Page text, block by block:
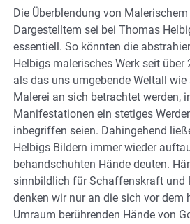
Die Überblendung von Malerischem
Dargestelltem sei bei Thomas
essentiell. So könnten die
Helbigs malerisches Werk seit über
als das uns umgebende Weltall
Malerei an sich betrachtet werden,
Manifestationen ein stetiges
inbegriffen seien. Dahingehend
Helbigs Bildern immer wieder
behandschuhten Hände deuten.
sinnbildlich für Schaffenskraft und
denken wir nur an die sich vor dem
Umraum berührenden Hände von